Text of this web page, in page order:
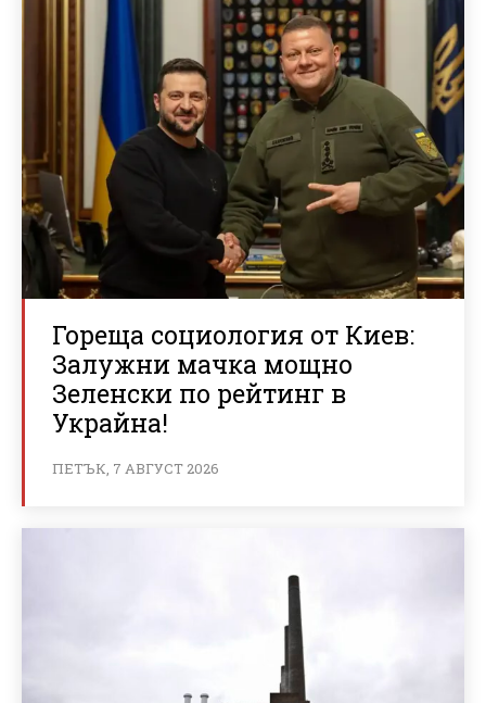
Гореща социология от Киев:
Залужни мачка мощно
Зеленски по рейтинг в
Украйна!
ПЕТЪК, 7 АВГУСТ 2026